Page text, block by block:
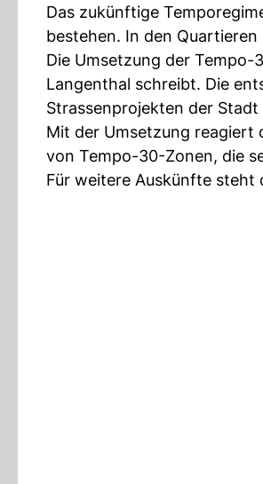
Das zukünftige
bestehen. In den
Die Umsetzung der
Langenthal schreibt. Die
Strassenprojekten der
Mit der Umsetzung reagiert
von Tempo-30-Zonen, die
Für weitere Auskünfte